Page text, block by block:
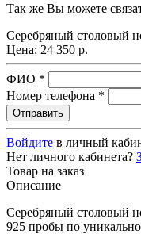
Так же Вы можете
Серебряный столовый
Цена: 24 350 р.
ФИО *
Номер телефона *
Войдите в личный
Нет личного кабинета?
Товар на заказ
Описание
Серебряный столовый
925 пробы по